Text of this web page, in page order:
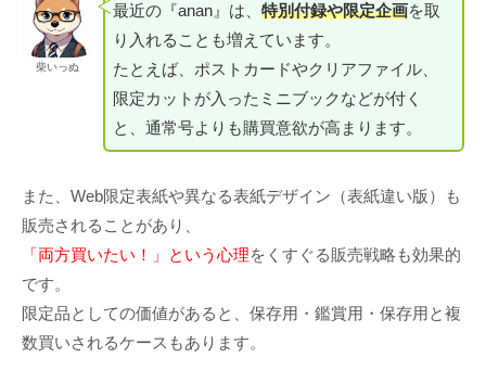
柴いっぬ
最近の『anan』は、特別付録や限定企画を取
り入れることも増えています。
たとえば、ポストカードやクリアファイル、
限定カットが入ったミニブックなどが付く
と、通常号よりも購買意欲が高まります。
また、Web限定表紙や異なる表紙デザイン（表紙違い版）も
販売されることがあり、
「両方買いたい！」という心理をくすぐる販売戦略も効果的
です。
限定品としての価値があると、保存用・鑑賞用・保存用と複
数買いされるケースもあります。